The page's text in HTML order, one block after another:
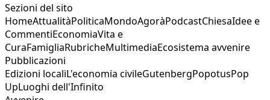
Sezioni del sito
HomeAttualitàPoliticaMondoAgoràPodcastChiesaIdee e
CommentiEconomiaVita e
CuraFamigliaRubricheMultimediaEcosistema avvenire
Pubblicazioni
Edizioni localiL'economia civileGutenbergPopotusPop
UpLuoghi dell'Infinito